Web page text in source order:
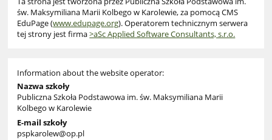
św. Maksymiliana Marii Kolbego w Karolewie, za pomocą CMS
EduPage (www.edupage.org). Operatorem technicznym serwera
tej strony jest firma>aSc Applied Software Consultants, s.r.o.
Information about the website operator:
Nazwa szkoły
Publiczna Szkoła Podstawowa im. św. Maksymiliana Marii
Kolbego w Karolewie
E-mail szkoły
pspkarolew@op.pl